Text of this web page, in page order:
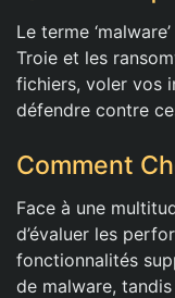
Le terme
Troie et les
fichiers, voler vos
défendre contre
Comment
Face à une
d’évaluer les
fonctionnalités
de malware,